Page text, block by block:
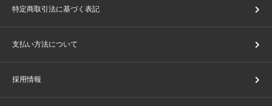
特定商取引法に基づく表記
支払い方法について
採用情報